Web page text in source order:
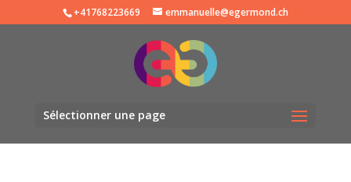
+41768223669 emmanuelle@egermond.ch
Sélectionner une page